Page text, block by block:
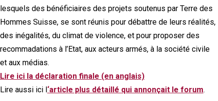
lesquels des bénéficiaires des projets soutenus par Terre des
Hommes Suisse, se sont réunis pour débattre de leurs réalités,
des inégalités, du climat de violence, et pour proposer des
recommadations à l’Etat, aux acteurs armés, à la société civile
et aux médias.
Lire ici la déclaration finale (en anglais)
Lire aussi ici l‘article plus détaillé qui annonçait le forum.